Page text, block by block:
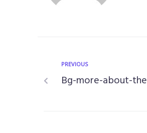
PREVIOUS
Bg-more-about-